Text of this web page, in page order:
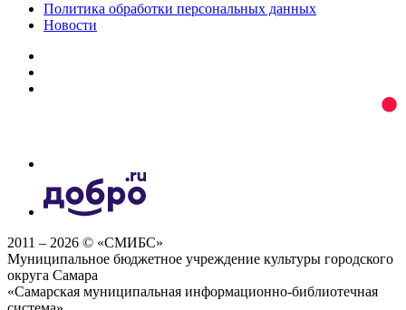
Политика обработки персональных данных
Новости
2011 – 2026 © «СМИБС»
Муниципальное бюджетное учреждение культуры городского
округа Самара
«Самарская муниципальная информационно-библиотечная